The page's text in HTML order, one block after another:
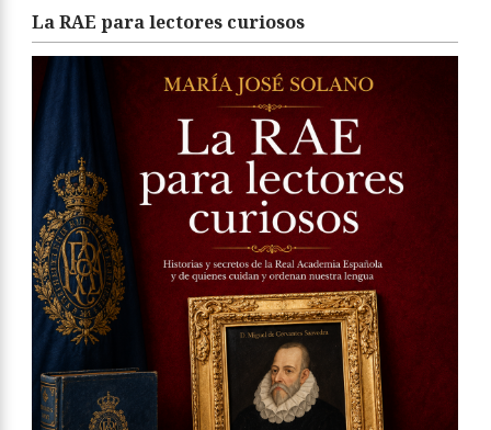
La RAE para lectores curiosos